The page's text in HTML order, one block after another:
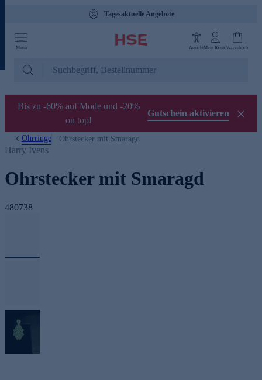
Tagesaktuelle Angebote
Menü AnsichtMein KontoWarenkorb
Bis zu -60% auf Mode und -20%
on top!
Gutschein aktivieren
Ohrringe Ohrstecker mit Smaragd
Harry Ivens
Ohrstecker mit Smaragd
480738